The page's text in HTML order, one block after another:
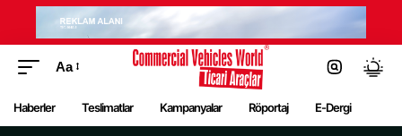
Aa
Haberler Teslimatlar Kampanyalar Röportaj E-Dergi